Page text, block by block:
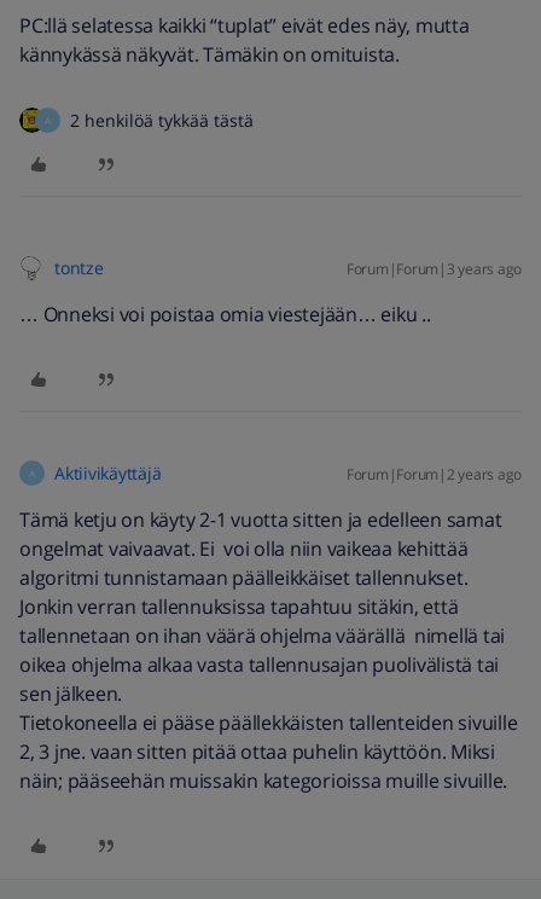
PC:llä selatessa kaikki “tuplat” eivät edes näy, mutta
kännykässä näkyvät. Tämäkin on omituista.
A 2 henkilöä tykkää tästä
tontze Forum|Forum|3 years ago
… Onneksi voi poistaa omia viestejään… eiku ..
A Aktiivikäyttäjä Forum|Forum|2 years ago
Tämä ketju on käyty 2-1 vuotta sitten ja edelleen samat
ongelmat vaivaavat. Ei voi olla niin vaikeaa kehittää
algoritmi tunnistamaan päälleikkäiset tallennukset.
Jonkin verran tallennuksissa tapahtuu sitäkin, että
tallennetaan on ihan väärä ohjelma väärällä nimellä tai
oikea ohjelma alkaa vasta tallennusajan puolivälistä tai
sen jälkeen.
Tietokoneella ei pääse päällekkäisten tallenteiden sivuille
2, 3 jne. vaan sitten pitää ottaa puhelin käyttöön. Miksi
näin; pääseehän muissakin kategorioissa muille sivuille.